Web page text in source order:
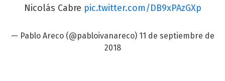
Nicolás Cabre pic.twitter.com/DB9xPAzGXp
— Pablo Areco (@pabloivanareco) 11 de septiembre de
2018